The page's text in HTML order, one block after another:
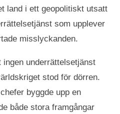
land i ett geopolitiskt utsatt
som upplever
misslyckanden.
underrättelsetjänst
stod för dörren.
byggde upp en
både stora framgångar